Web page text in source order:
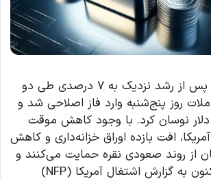
قیمت جهانی نقره پس از رشد نزدیک به ۷ درصدی طی دو
روز پنج‌شنبه وارد فاز اصلاحی شد و
در محدوده ۶۱.۷۰ دلار نوسان کرد. با وجود کاهش موقت
افت بازده اوراق خزانه‌داری و کاهش
از روند صعودی نقره حمایت می‌کنند و
نگاه معامله‌گران اکنون به گزارش اشتغال آمریکا (NFP)